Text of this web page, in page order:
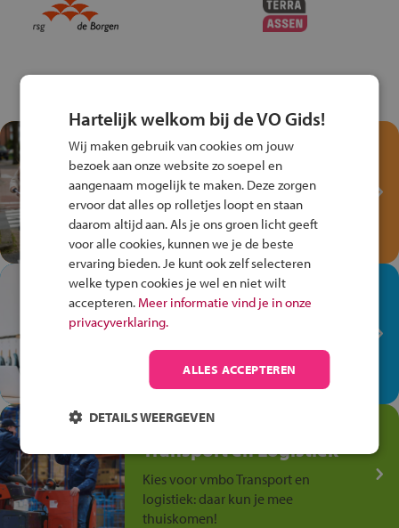
Test je kennis met het
Fiets Veilig
Verkeersspel!
Speel het Fiets Veilig Verkeersspel
en win een Cortina-fiets!
In de winkel ben je op je
plek!
op de winkelvloer, waar elke dag
anders is!
Jouw talent in de
Transport en Logistiek
Kies voor vmbo Transport en
logistiek: daar kun je mee
thuiskomen!
Hartelijk welkom bij de VO Gids!
Wij maken gebruik van cookies om jouw
bezoek aan onze website zo soepel en
aangenaam mogelijk te maken. Deze zorgen
ervoor dat alles op rolletjes loopt en staan
daarom altijd aan. Als je ons groen licht geeft
voor alle cookies, kunnen we je de beste
ervaring bieden. Je kunt ook zelf selecteren
welke typen cookies je wel en niet wilt
accepteren. Meer informatie vind je in onze
privacyverklaring.
ALLES ACCEPTEREN
DETAILS WEERGEVEN